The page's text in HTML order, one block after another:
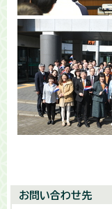
お問い合わせ先